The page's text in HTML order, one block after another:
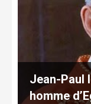
Jean-Paul
homme